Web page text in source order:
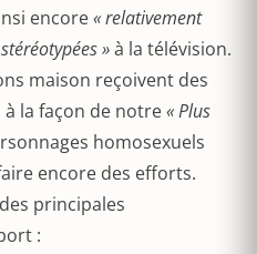
encore« relativement
»à la télévision.
maison reçoivent des
la façon de notre« Plus
homosexuels
encore des efforts.
principales
: